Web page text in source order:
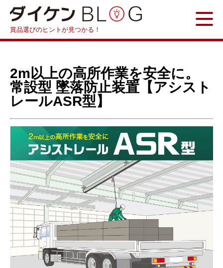
賞品選びのヒントが見つかる！
2m以上の高所作業を安全に。
常設型 墜落防止装置【アシスト
レールASR型】